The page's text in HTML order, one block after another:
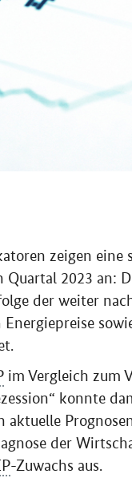
zeigen eine
Quartal 2023 an:
der weiter
im Vergleich zum
konnte
aktuelle
der
-Zuwachs aus.